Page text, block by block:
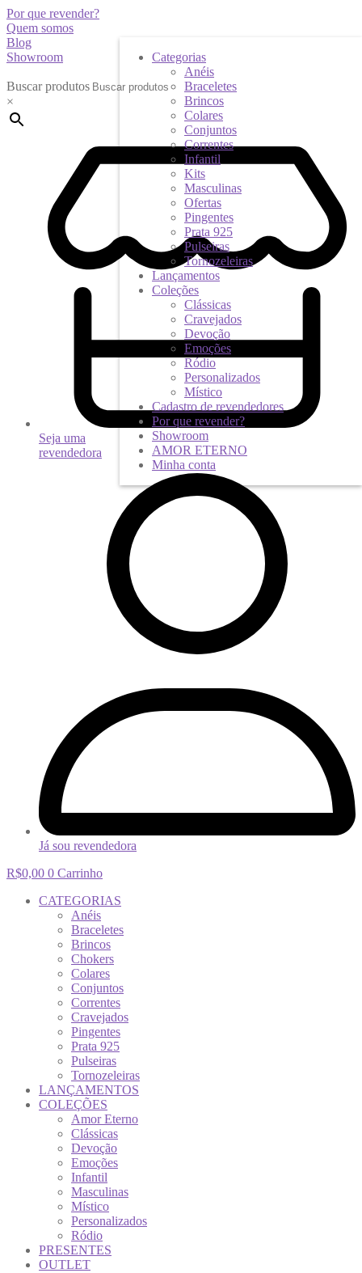
Por que revender?
Quem somos
Blog
Showroom
Buscar produtos
×
Seja uma
revendedora
Já sou revendedora
R$0,00 0 Carrinho
CATEGORIAS
Anéis
Braceletes
Brincos
Chokers
Colares
Conjuntos
Correntes
Cravejados
Pingentes
Prata 925
Pulseiras
Tornozeleiras
LANÇAMENTOS
COLEÇÕES
Amor Eterno
Clássicas
Devoção
Emoções
Infantil
Masculinas
Místico
Personalizados
Ródio
PRESENTES
OUTLET
Categorias
Anéis
Braceletes
Brincos
Colares
Conjuntos
Correntes
Infantil
Kits
Masculinas
Ofertas
Pingentes
Prata 925
Pulseiras
Tornozeleiras
Lançamentos
Coleções
Clássicas
Cravejados
Devoção
Emoções
Ródio
Personalizados
Místico
Cadastro de revendedores
Por que revender?
Showroom
AMOR ETERNO
Minha conta